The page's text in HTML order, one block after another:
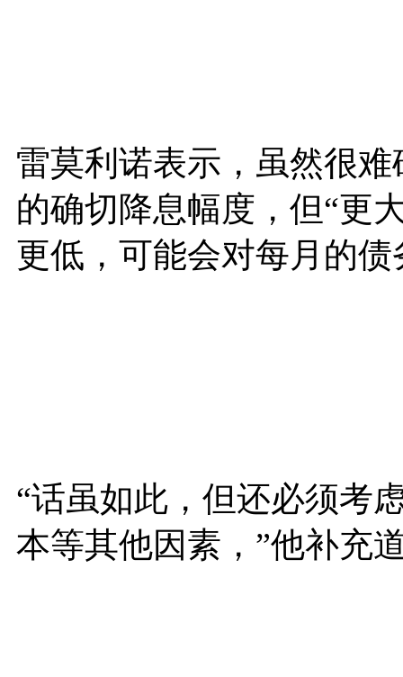
雷莫利诺表示，虽然很
的确切降息幅度，但“更
更低，可能会对每月的
“话虽如此，但还必须考
本等其他因素，”他补充